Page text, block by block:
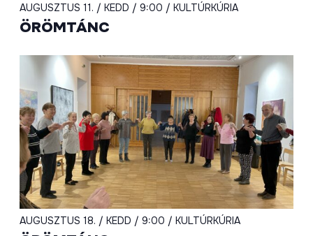
AUGUSZTUS 11. / KEDD / 9:00 / KULTÚRKÚRIA
ÖRÖMTÁNC
AUGUSZTUS 18. / KEDD / 9:00 / KULTÚRKÚRIA